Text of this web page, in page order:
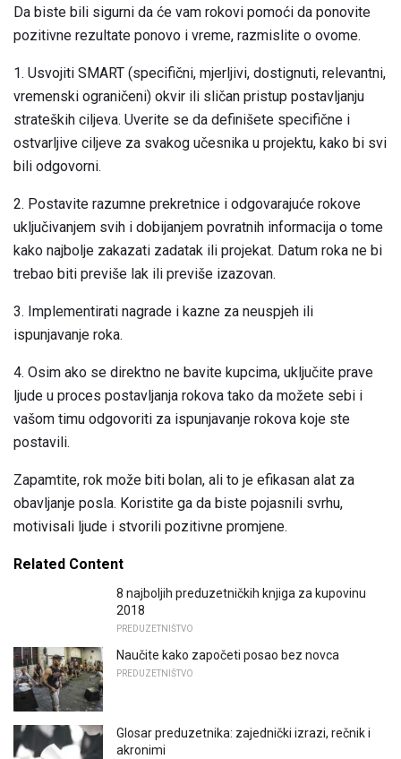
Da biste bili sigurni da će vam rokovi pomoći da ponovite
pozitivne rezultate ponovo i vreme, razmislite o ovome.
1. Usvojiti SMART (specifični, mjerljivi, dostignuti, relevantni,
vremenski ograničeni) okvir ili sličan pristup postavljanju
strateških ciljeva. Uverite se da definišete specifične i
ostvarljive ciljeve za svakog učesnika u projektu, kako bi svi
bili odgovorni.
2. Postavite razumne prekretnice i odgovarajuće rokove
uključivanjem svih i dobijanjem povratnih informacija o tome
kako najbolje zakazati zadatak ili projekat. Datum roka ne bi
trebao biti previše lak ili previše izazovan.
3. Implementirati nagrade i kazne za neuspjeh ili
ispunjavanje roka.
4. Osim ako se direktno ne bavite kupcima, uključite prave
ljude u proces postavljanja rokova tako da možete sebi i
vašom timu odgovoriti za ispunjavanje rokova koje ste
postavili.
Zapamtite, rok može biti bolan, ali to je efikasan alat za
obavljanje posla. Koristite ga da biste pojasnili svrhu,
motivisali ljude i stvorili pozitivne promjene.
Related Content
8 najboljih preduzetničkih knjiga za kupovinu
2018
PREDUZETNIŠTVO
Naučite kako započeti posao bez novca
PREDUZETNIŠTVO
Glosar preduzetnika: zajednički izrazi, rečnik i
akronimi